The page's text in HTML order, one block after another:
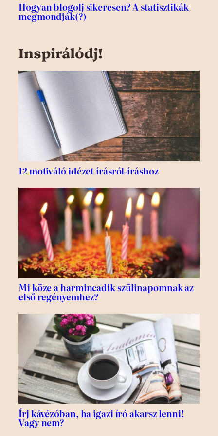
Hogyan blogolj sikeresen? A statisztikák
megmondják(?)
Inspirálódj!
12 motiváló idézet írásról-íráshoz
Mi köze a harmincadik szülinapomnak az
első regényemhez?
Írj kávézóban, ha igazi író akarsz lenni!
Vagy nem?